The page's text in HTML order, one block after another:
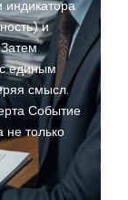
индикатора
и
единым
смысл.
Событие
только